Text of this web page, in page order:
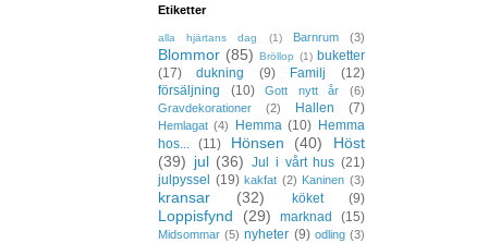
Etiketter
alla hjärtans dag (1) Barnrum (3)
Blommor (85) Bröllop (1) buketter
(17)
dukning (9) Familj
(12)
försäljning
(10) Gott nytt år
(6)
Gravdekorationer
(2) Hallen (7)
Hemlagat (4) Hemma (10) Hemma
hos...
(11) Hönsen (40)
Höst
(39) jul (36) Jul i vårt hus (21)
julpyssel
(19) kakfat (2) Kaninen (3)
kransar (32) köket (9)
Loppisfynd (29) marknad (15)
Midsommar (5) nyheter (9) odling (3)